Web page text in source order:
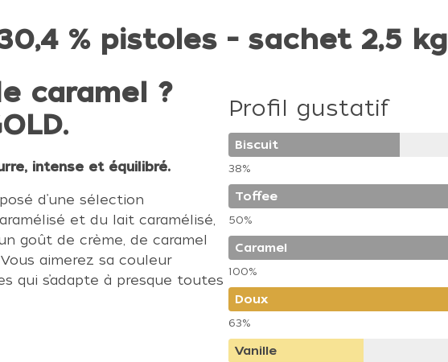
% pistoles - sachet 2,5 kg
caramel ?
intense et équilibré.
d’une sélection
et du lait caramélisé,
goût de crème, de caramel
aimerez sa couleur
qui s’adapte à presque toutes
Profil gustatif
Biscuit
38%
Toffee
50%
Caramel
100%
Doux
63%
Vanille